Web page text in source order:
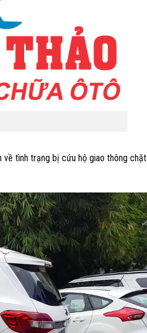
về tình trạng bị cứu hộ giao thông chặt